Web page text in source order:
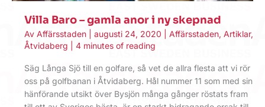
Villa Baro – gamla anor i ny skepnad
Av Affärsstaden augusti 24, 2020 Affärsstaden, Artiklar,
Åtvidaberg
4 minutes of reading
Säg Långa Sjö till en golfare, så vet de allra flesta att vi rör
oss på golfbanan i Åtvidaberg. Hål nummer 11 som med sin
hänförande utsikt över Bysjön många gånger röstats fram